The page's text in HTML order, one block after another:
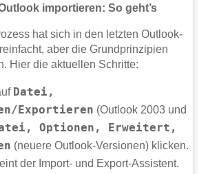
importieren: So geht’s
hat sich in den letzten Outlook-
aber die Grundprinzipien
Hier die aktuellen Schritte:
Datei,
Exportieren (Outlook 2003 und
Optionen, Erweitert,
(neuere Outlook-Versionen) klicken.
der Import- und Export-Assistent.